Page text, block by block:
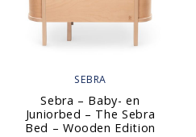
SEBRA
Sebra – Baby- en
Juniorbed – The Sebra
Bed – Wooden Edition